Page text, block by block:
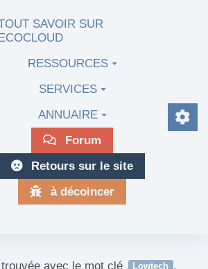
principal
SAVOIR SUR
RESSOURCES
SERVICES
ANNUAIRE
Forum
Retours sur le site
à décoincer
avec le mot clé Lowtech .